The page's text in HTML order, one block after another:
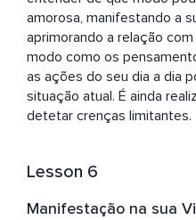
amorosa, manifestando a
aprimorando a relação
modo como os
as ações do seu dia a dia
situação atual. É ainda
detetar crenças limitantes.
Lesson 6
Manifestação na sua